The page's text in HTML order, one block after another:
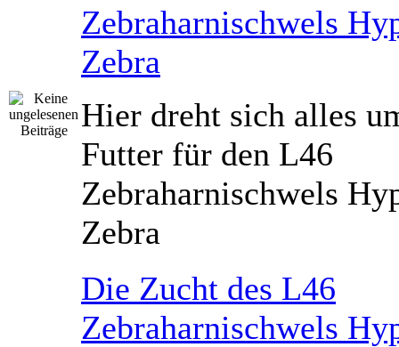
Zebraharnischwels
Zebra
Hier dreht sich alles
Futter für den L46
Zebraharnischwels
Zebra
Die Zucht des L46
Zebraharnischwels